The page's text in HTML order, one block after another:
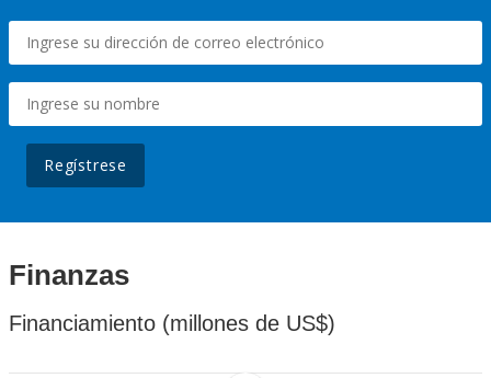
Regístrese
Finanzas
Financiamiento (millones de US$)